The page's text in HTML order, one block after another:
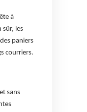
à
sûr, les
paniers
courriers.
sans